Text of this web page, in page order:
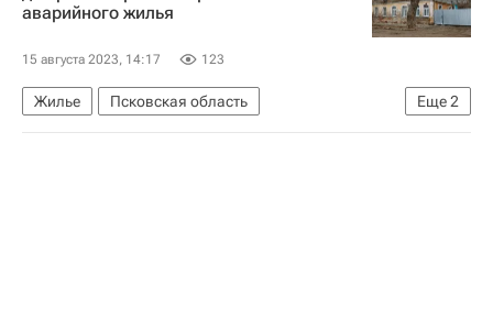
аварийного жилья
15 августа 2023, 14:17 123
Еще2
Жилье
Псковская область
Михаил Мишустин
Михаил Ведерников